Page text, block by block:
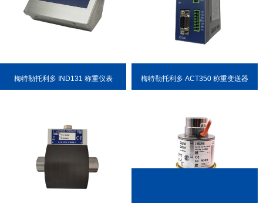
梅特勒托利多 IND131 称重仪表 梅特勒托利多 ACT350 称重变送器